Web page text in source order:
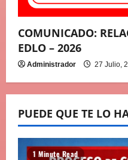
COMUNICADO:
EDLO – 2026
Administrador 27 Julio,
PUEDE QUE TE LO
1 Minute Read